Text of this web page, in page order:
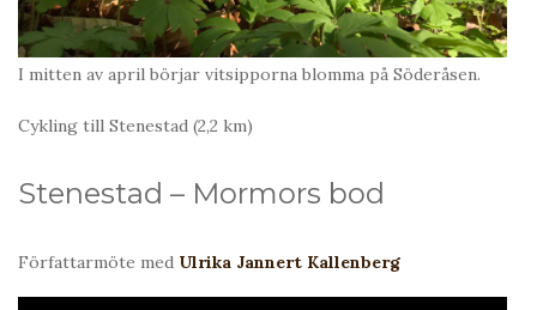
I mitten av april börjar vitsipporna blomma på Söderåsen.
Cykling till Stenestad (2,2 km)
Stenestad – Mormors bod
Författarmöte med Ulrika Jannert Kallenberg